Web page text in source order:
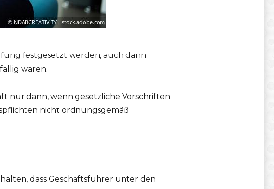
festgesetzt werden, auch dann
waren.
nur dann, wenn gesetzliche Vorschriften
nicht ordnungsgemäß
dass Geschäftsführer unter den